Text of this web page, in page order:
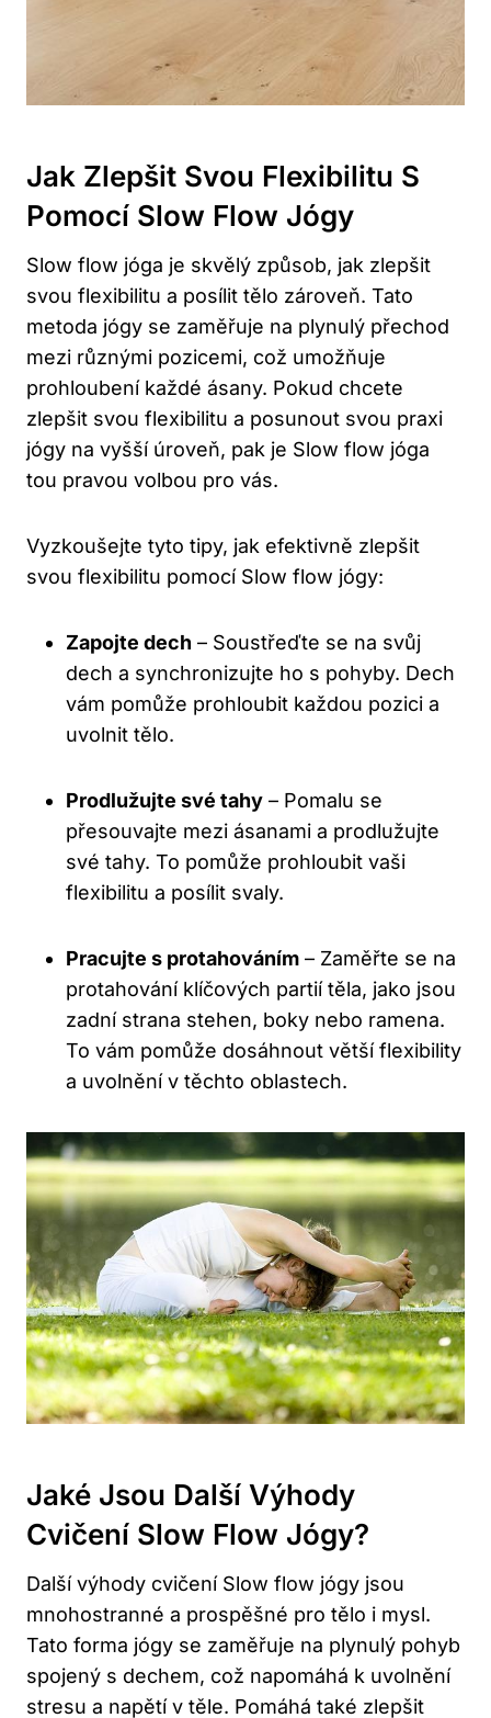
Jak Zlepšit Svou⁤ Flexibilitu⁤ S
Pomocí Slow ​flow Jógy
Slow flow jóga je skvělý způsob, jak zlepšit
svou flexibilitu a posílit tělo zároveň. Tato
metoda jógy​ se⁢ zaměřuje na plynulý přechod
mezi různými pozicemi, což umožňuje
prohloubení každé ásany. Pokud chcete
zlepšit ⁤svou​ flexibilitu ‌a posunout ‌svou praxi
jógy na vyšší úroveň, pak je​ Slow flow jóga
tou pravou volbou pro ⁢vás.
Vyzkoušejte tyto tipy, jak ⁣efektivně zlepšit
svou‍ flexibilitu ‌pomocí Slow flow jógy:
Zapojte dech – Soustřeďte se ⁤na svůj
dech a synchronizujte ho s pohyby. Dech
vám pomůže prohloubit⁣ každou pozici a
uvolnit tělo.
Prodlužujte své ​tahy – Pomalu se
přesouvajte mezi ásanami a prodlužujte
své tahy. To pomůže prohloubit vaši
flexibilitu‌ a posílit svaly.
Pracujte s protahováním – Zaměřte se ⁣na
protahování klíčových partií těla, jako​ jsou
zadní ‌strana stehen, boky nebo ramena.
To vám pomůže dosáhnout ‍větší flexibility
a uvolnění v těchto oblastech.
Jaké Jsou Další Výhody
Cvičení Slow​ Flow Jógy?
Další ⁢výhody cvičení Slow flow jógy jsou
mnohostranné a prospěšné pro tělo i mysl.
⁢Tato forma jógy se zaměřuje na plynulý pohyb
spojený s dechem, což napomáhá⁢ k uvolnění
stresu a napětí v ⁤těle. Pomáhá také zlepšit ​